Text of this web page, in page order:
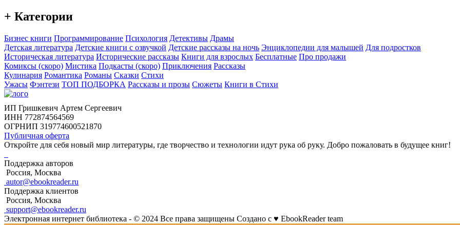
+ Категории
Бизнес книги Программирование Психология Детективы Драмы
Детская литература Детские книги с озвучкой Детские рассказы на ночь Энциклопедии для малышей Для подростков
Историческая литература Исторические рассказы Книги для взрослых Бесплатные Про продажи
Комиксы (скоро) Мистика Подкасты (скоро) Приключения Рассказы
Кулинария Романтика Романы Сказки Стихи
Ужасы Фэнтези ТОП ПОДБОРКА Рассказы и прозы Сюжеты Книги в Стихи
ИП Гришкевич Артем Сергеевич
ИНН 772874564569
ОГРНИП 319774600521870
Публичная оферта
Откройте для себя новый мир литературы, где творчество и технологии идут рука об руку. Добро пожаловать в будущее книг!
Поддержка авторов
Россия, Москва
autor@ebookreader.ru
Поддержка клиентов
Россия, Москва
support@ebookreader.ru
Электронная интернет библиотека - © 2024 Все права защищены Создано с ♥ EbookReader team